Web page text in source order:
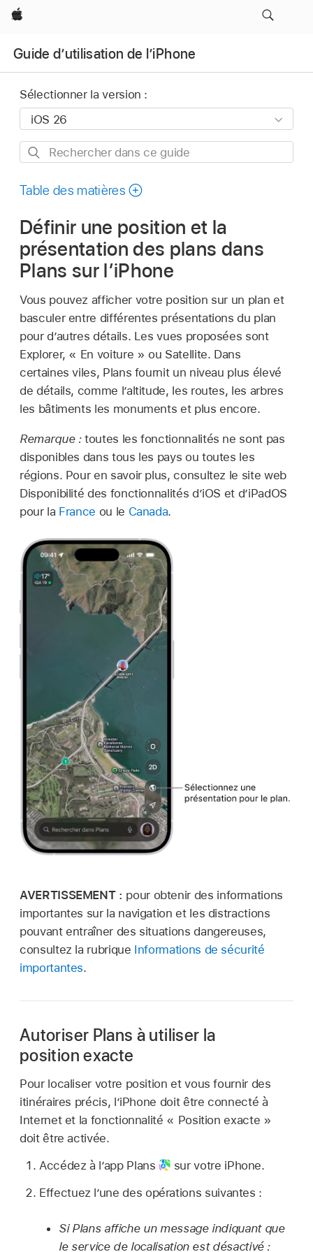
Apple
Guide d’utilisation de l’iPhone
Sélectionner la version :
Rechercher
ce
Table des matières
Définir une position et la
présentation des plans dans
Plans sur l’iPhone
Vous pouvez afficher votre position sur un plan et
basculer entre différentes présentations du plan
pour d’autres détails. Les vues proposées sont
Explorer, « En voiture » ou Satellite. Dans
certaines viles, Plans fournit un niveau plus élevé
de détails, comme l’altitude, les routes, les arbres
les bâtiments les monuments et plus encore.
Remarque :toutes les fonctionnalités ne sont pas
disponibles dans tous les pays ou toutes les
régions. Pour en savoir plus, consultez le site web
Disponibilité des fonctionnalités d’iOS et d’iPadOS
pour la France ou le Canada.
AVERTISSEMENT : pour obtenir des informations
importantes sur la navigation et les distractions
pouvant entraîner des situations dangereuses,
consultez la rubrique Informations de sécurité
importantes.
Autoriser Plans à utiliser la
position exacte
Pour localiser votre position et vous fournir des
itinéraires précis, l’iPhone doit être connecté à
Internet et la fonctionnalité « Position exacte »
doit être activée.
Accédez à l’app Plans
sur votre iPhone.
Effectuez l’une des opérations suivantes :
Si Plans affiche un message indiquant que
le service de localisation est désactivé :